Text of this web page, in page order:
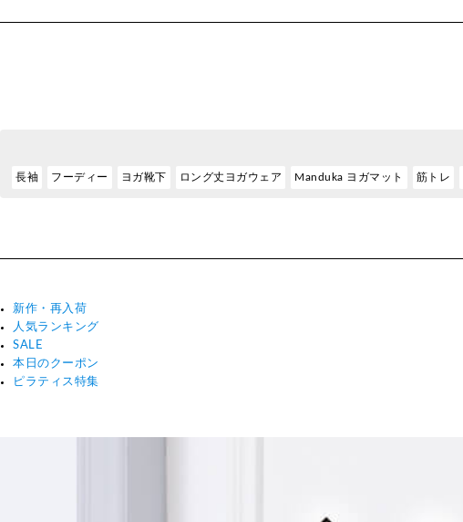
長袖 フーディー ヨガ靴下 ロング丈ヨガウェア Manduka ヨガマット 筋トレ
新作・再入荷
人気ランキング
SALE
本日のクーポン
ピラティス特集